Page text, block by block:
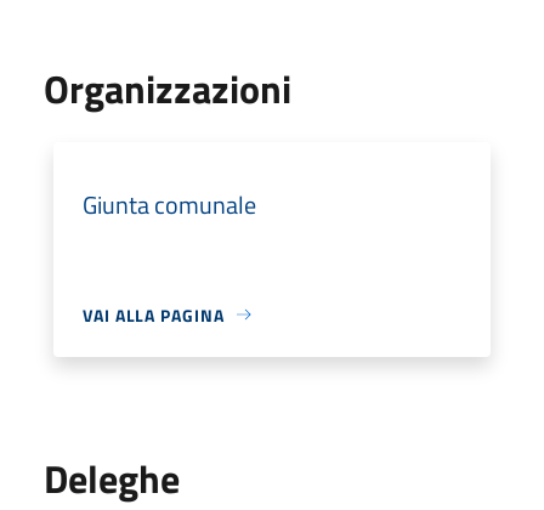
Organizzazioni
Giunta comunale
VAI ALLA PAGINA
Deleghe